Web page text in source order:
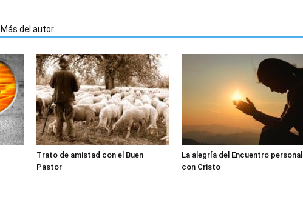
Más del autor
Trato de amistad con el Buen
Pastor
La alegría del Encuentro personal
con Cristo